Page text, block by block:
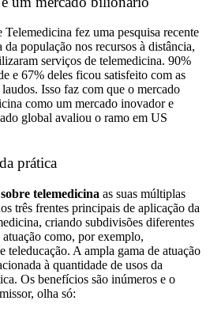
fez uma pesquisa recente
população nos recursos à distância,
serviços de telemedicina. 90%
e 67% deles ficou satisfeito com as
Isso faz com que o mercado
como um mercado inovador e
global avaliou o ramo em US
prática
telemedicina as suas múltiplas
três frentes principais de aplicação da
criando subdivisões diferentes
como, por exemplo,
teleducação. A ampla gama de atuação
à quantidade de usos da
Os benefícios são inúmeros e o
olha só: